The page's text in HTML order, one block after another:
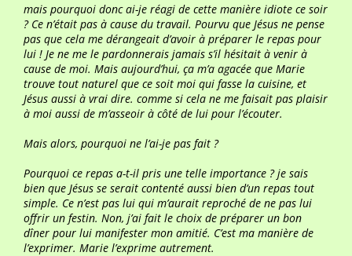
mais pourquoi donc ai-je réagi de cette manière idiote ce soir
? Ce n’était pas à cause du travail. Pourvu que Jésus ne pense
pas que cela me dérangeait d’avoir à préparer le repas pour
lui ! Je ne me le pardonnerais jamais s’il hésitait à venir à
cause de moi. Mais aujourd’hui, ça m’a agacée que Marie
trouve tout naturel que ce soit moi qui fasse la cuisine, et
Jésus aussi à vrai dire. comme si cela ne me faisait pas plaisir
à moi aussi de m’asseoir à côté de lui pour l’écouter.
Mais alors, pourquoi ne l’ai-je pas fait ?
Pourquoi ce repas a-t-il pris une telle importance ? je sais
bien que Jésus se serait contenté aussi bien d’un repas tout
simple. Ce n’est pas lui qui m’aurait reproché de ne pas lui
offrir un festin. Non, j’ai fait le choix de préparer un bon
dîner pour lui manifester mon amitié. C’est ma manière de
l’exprimer. Marie l’exprime autrement.